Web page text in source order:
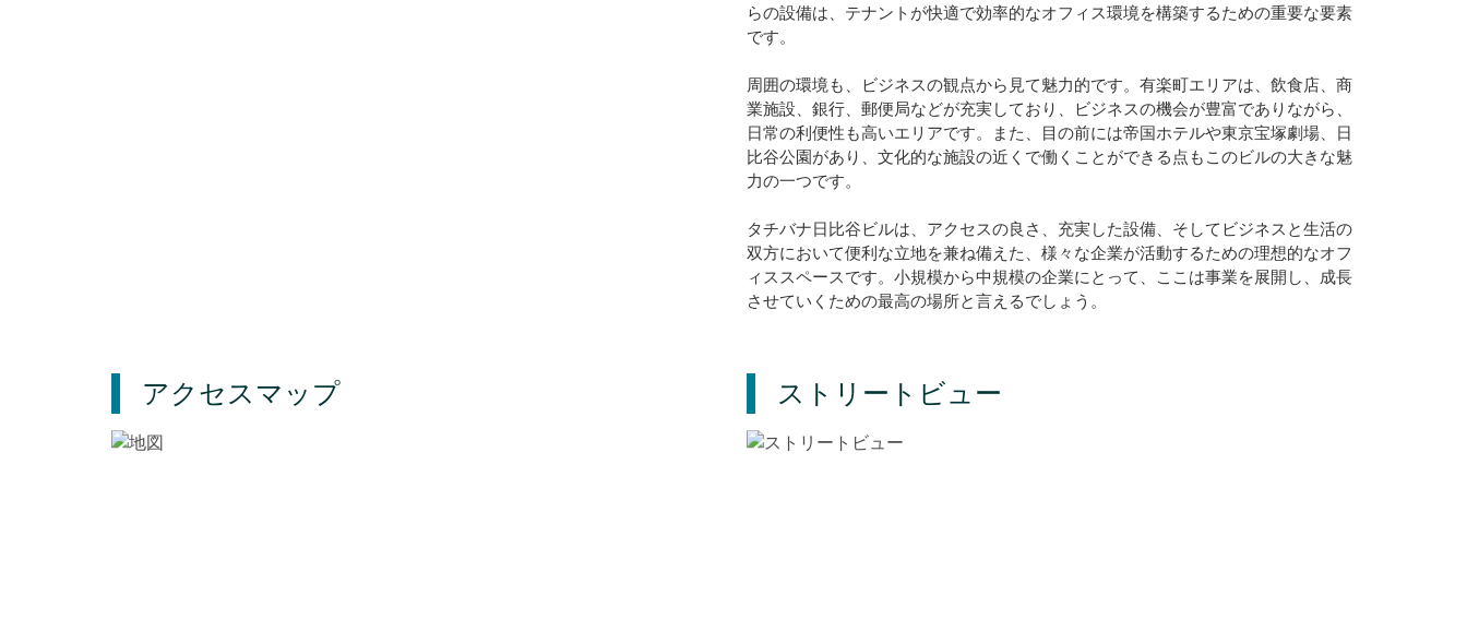
らの設備は、テナントが快適で効率的なオフィス環境を構築するための重要な要素
です。
周囲の環境も、ビジネスの観点から見て魅力的です。有楽町エリアは、飲食店、商
業施設、銀行、郵便局などが充実しており、ビジネスの機会が豊富でありながら、
日常の利便性も高いエリアです。また、目の前には帝国ホテルや東京宝塚劇場、日
比谷公園があり、文化的な施設の近くで働くことができる点もこのビルの大きな魅
力の一つです。
タチバナ日比谷ビルは、アクセスの良さ、充実した設備、そしてビジネスと生活の
双方において便利な立地を兼ね備えた、様々な企業が活動するための理想的なオフ
ィススペースです。小規模から中規模の企業にとって、ここは事業を展開し、成長
させていくための最高の場所と言えるでしょう。
アクセスマップ ストリートビュー